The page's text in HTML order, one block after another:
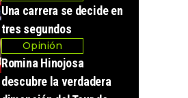
Una carrera se decide en
tres segundos
Opinión
Romina Hinojosa
descubre la verdadera